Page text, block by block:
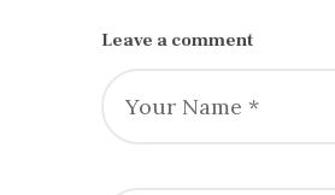
Leave a comment